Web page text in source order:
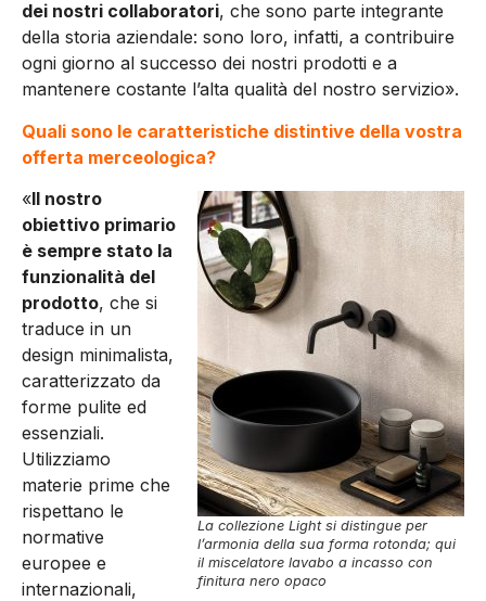
dei nostri collaboratori, che sono parte integrante
della storia aziendale: sono loro, infatti, a contribuire
ogni giorno al successo dei nostri prodotti e a
mantenere costante l’alta qualità del nostro servizio».
Quali sono le caratteristiche distintive della vostra
offerta merceologica?
La collezione Light si distingue per
l’armonia della sua forma rotonda; qui
il miscelatore lavabo a incasso con
finitura nero opaco
«Il nostro
obiettivo primario
è sempre stato la
funzionalità del
prodotto, che si
traduce in un
design minimalista,
caratterizzato da
forme pulite ed
essenziali.
Utilizziamo
materie prime che
rispettano le
normative
europee e
internazionali,